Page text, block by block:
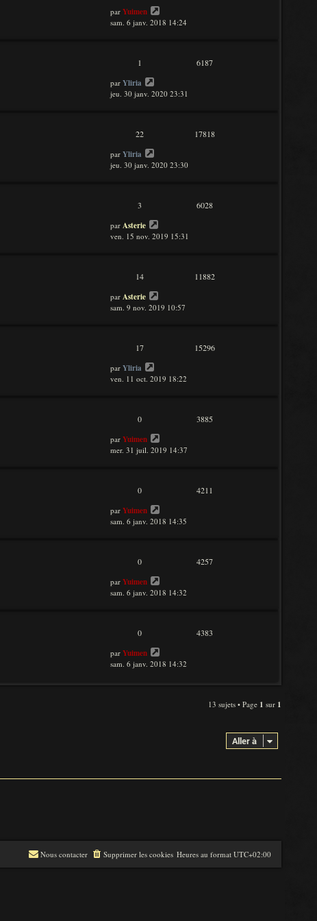
par Yuimen
sam. 6 janv. 2018 14:24
1 6187
par Yliria
jeu. 30 janv. 2020 23:31
22 17818
par Yliria
jeu. 30 janv. 2020 23:30
3 6028
par Asterie
ven. 15 nov. 2019 15:31
14 11882
par Asterie
sam. 9 nov. 2019 10:57
17 15296
par Yliria
ven. 11 oct. 2019 18:22
0 3885
par Yuimen
mer. 31 juil. 2019 14:37
0 4211
par Yuimen
sam. 6 janv. 2018 14:35
0 4257
par Yuimen
sam. 6 janv. 2018 14:32
0 4383
par Yuimen
sam. 6 janv. 2018 14:32
13 sujets • Page 1 sur 1
Aller à
Heures au format UTC+02:00
Supprimer les cookies
Nous contacter